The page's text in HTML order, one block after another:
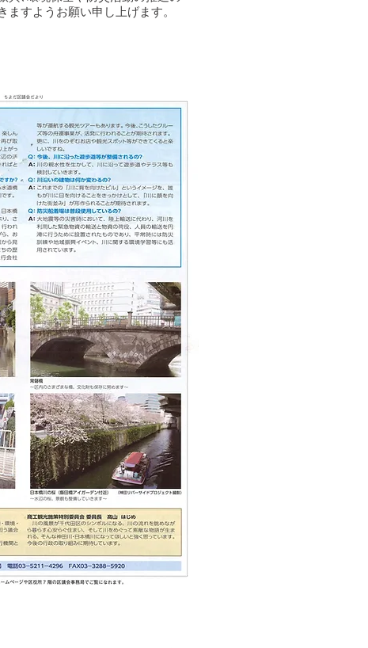
すようお願い申し上げます。